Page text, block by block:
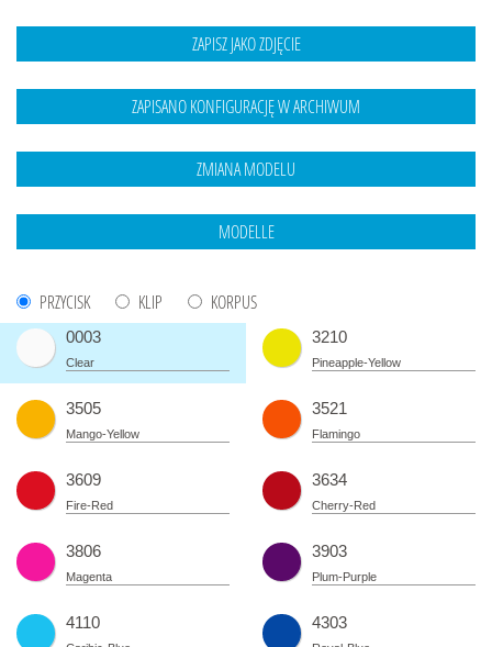
PRZYCISK KLIP KORPUS
0003
Clear
3210
Pineapple-Yellow
3505
Mango-Yellow
3521
Flamingo
3609
Fire-Red
3634
Cherry-Red
3806
Magenta
3903
Plum-Purple
4110 4303